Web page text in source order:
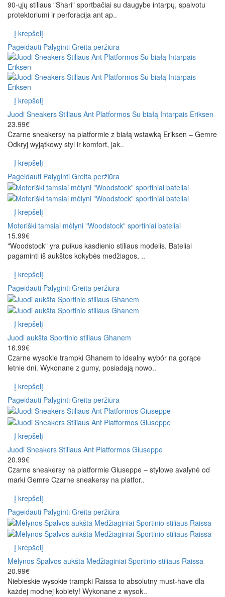
90-ųjų stiliaus "Shari" sportbačiai su daugybe intarpų, spalvotu
protektoriumi ir perforacija ant ap..
Į krepšelį
Pageidauti Palyginti Greita peržiūra
Į krepšelį
Juodi Sneakers Stiliaus Ant Platformos Su białą Intarpais Eriksen
23.99€
Czarne sneakersy na platformie z białą wstawką Eriksen – Gemre
Odkryj wyjątkowy styl ir komfort, jak..
Į krepšelį
Pageidauti Palyginti Greita peržiūra
Į krepšelį
Moteriški tamsiai mėlyni "Woodstock" sportiniai bateliai
15.99€
"Woodstock" yra puikus kasdienio stiliaus modelis. Bateliai
pagaminti iš aukštos kokybės medžiagos, ..
Į krepšelį
Pageidauti Palyginti Greita peržiūra
Į krepšelį
Juodi aukšta Sportinio stiliaus Ghanem
16.99€
Czarne wysokie trampki Ghanem to idealny wybór na gorące
letnie dni. Wykonane z gumy, posiadają nowo..
Į krepšelį
Pageidauti Palyginti Greita peržiūra
Į krepšelį
Juodi Sneakers Stiliaus Ant Platformos Giuseppe
20.99€
Czarne sneakersy na platformie Giuseppe – stylowe avalynė od
marki Gemre Czarne sneakersy na platfor..
Į krepšelį
Pageidauti Palyginti Greita peržiūra
Į krepšelį
Mėlynos Spalvos aukšta Medžiaginiai Sportinio stiliaus Raissa
20.99€
Niebieskie wysokie trampki Raissa to absolutny must-have dla
każdej modnej kobiety! Wykonane z wysok..